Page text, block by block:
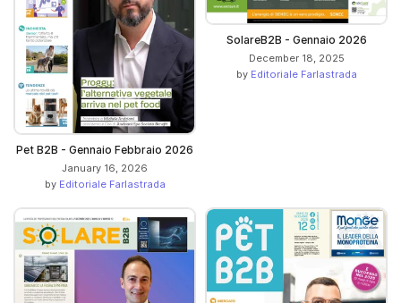
Pet B2B - Gennaio Febbraio 2026
January 16, 2026
by Editoriale Farlastrada
SolareB2B - Gennaio 2026
December 18, 2025
by Editoriale Farlastrada